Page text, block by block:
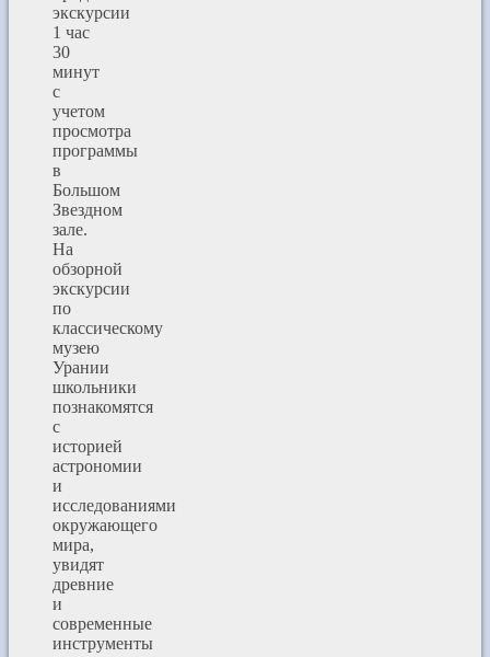
экскурсии
1 час
30
минут
с
учетом
просмотра
программы
в
Большом
Звездном
зале.
На
обзорной
экскурсии
по
классическому
музею
Урании
школьники
познакомятся
с
историей
астрономии
и
исследованиями
окружающего
мира,
увидят
древние
и
современные
инструменты